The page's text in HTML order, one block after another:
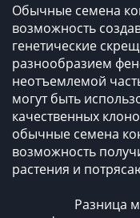
Обычные семена
возможность
генетические
разнообразием
неотъемлемой
могут быть
качественных
обычные семена
возможность
растения и
Разница